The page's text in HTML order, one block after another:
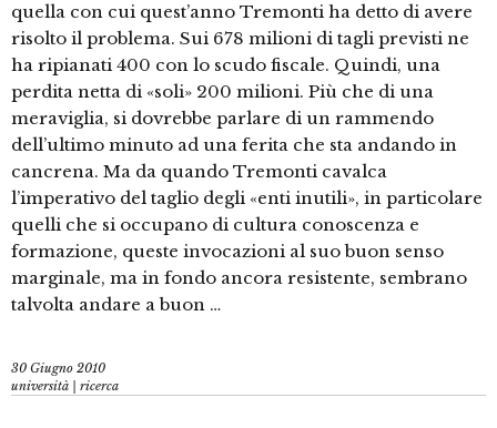
quella con cui quest’anno Tremonti ha detto di avere
risolto il problema. Sui 678 milioni di tagli previsti ne
ha ripianati 400 con lo scudo fiscale. Quindi, una
perdita netta di «soli» 200 milioni. Più che di una
meraviglia, si dovrebbe parlare di un rammendo
dell’ultimo minuto ad una ferita che sta andando in
cancrena. Ma da quando Tremonti cavalca
l’imperativo del taglio degli «enti inutili», in particolare
quelli che si occupano di cultura conoscenza e
formazione, queste invocazioni al suo buon senso
marginale, ma in fondo ancora resistente, sembrano
talvolta andare a buon …
30 Giugno 2010
università | ricerca